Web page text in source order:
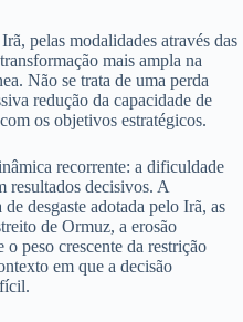
pelas modalidades através das
mais ampla na
Não se trata de uma perda
redução da capacidade de
os objetivos estratégicos.
recorrente: a dificuldade
resultados decisivos. A
desgaste adotada pelo Irã, as
de Ormuz, a erosão
peso crescente da restrição
em que a decisão